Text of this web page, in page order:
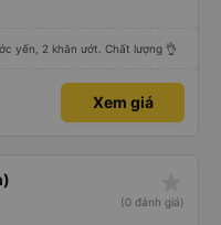
yến, 2 khăn ướt. Chất lượng 👌
Xem giá
(0 đánh giá)